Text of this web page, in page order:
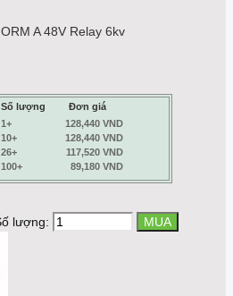
A 48V Relay 6kv
Số lượng
Đơn giá
1+
128,440 VND
10+
128,440 VND
26+
117,520 VND
100+
89,180 VND
lượng: